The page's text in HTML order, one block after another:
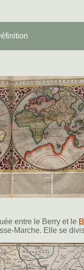
entre le Berry et le
Marche. Elle se